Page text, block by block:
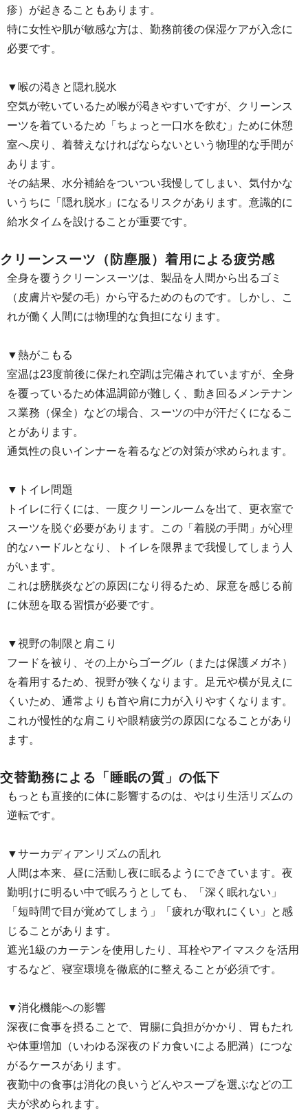
疹）が起きることもあります。
特に女性や肌が敏感な方は、勤務前後の保湿ケアが入念に
必要です。
▼喉の渇きと隠れ脱水
空気が乾いているため喉が渇きやすいですが、クリーンス
ーツを着ているため「ちょっと一口水を飲む」ために休憩
室へ戻り、着替えなければならないという物理的な手間が
あります。
その結果、水分補給をついつい我慢してしまい、気付かな
いうちに「隠れ脱水」になるリスクがあります。意識的に
給水タイムを設けることが重要です。
クリーンスーツ（防塵服）着用による疲労感
全身を覆うクリーンスーツは、製品を人間から出るゴミ
（皮膚片や髪の毛）から守るためのものです。しかし、こ
れが働く人間には物理的な負担になります。
▼熱がこもる
室温は23度前後に保たれ空調は完備されていますが、全身
を覆っているため体温調節が難しく、動き回るメンテナン
ス業務（保全）などの場合、スーツの中が汗だくになるこ
とがあります。
通気性の良いインナーを着るなどの対策が求められます。
▼トイレ問題
トイレに行くには、一度クリーンルームを出て、更衣室で
スーツを脱ぐ必要があります。この「着脱の手間」が心理
的なハードルとなり、トイレを限界まで我慢してしまう人
がいます。
これは膀胱炎などの原因になり得るため、尿意を感じる前
に休憩を取る習慣が必要です。
▼視野の制限と肩こり
フードを被り、その上からゴーグル（または保護メガネ）
を着用するため、視野が狭くなります。足元や横が見えに
くいため、通常よりも首や肩に力が入りやすくなります。
これが慢性的な肩こりや眼精疲労の原因になることがあり
ます。
交替勤務による「睡眠の質」の低下
もっとも直接的に体に影響するのは、やはり生活リズムの
逆転です。
▼サーカディアンリズムの乱れ
人間は本来、昼に活動し夜に眠るようにできています。夜
勤明けに明るい中で眠ろうとしても、「深く眠れない」
「短時間で目が覚めてしまう」「疲れが取れにくい」と感
じることがあります。
遮光1級のカーテンを使用したり、耳栓やアイマスクを活用
するなど、寝室環境を徹底的に整えることが必須です。
▼消化機能への影響
深夜に食事を摂ることで、胃腸に負担がかかり、胃もたれ
や体重増加（いわゆる深夜のドカ食いによる肥満）につな
がるケースがあります。
夜勤中の食事は消化の良いうどんやスープを選ぶなどの工
夫が求められます。